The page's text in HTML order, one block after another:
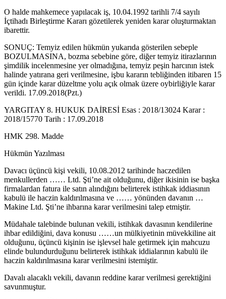
O halde mahkemece yapılacak iş, 10.04.1992 tarihli 7/4 sayılı
İçtihadı Birleştirme Kararı gözetilerek yeniden karar oluşturmaktan
ibarettir.
SONUÇ: Temyiz edilen hükmün yukarıda gösterilen sebeple
BOZULMASINA, bozma sebebine göre, diğer temyiz itirazlarının
şimdilik incelenmesine yer olmadığına, temyiz peşin harcının istek
halinde yatırana geri verilmesine, işbu kararın tebliğinden itibaren 15
gün içinde karar düzeltme yolu açık olmak üzere oybirliğiyle karar
verildi. 17.09.2018(Pzt.)
YARGITAY 8. HUKUK DAİRESİ Esas : 2018/13024 Karar :
2018/15770 Tarih : 17.09.2018
HMK 298. Madde
Hükmün Yazılması
Davacı üçüncü kişi vekili, 10.08.2012 tarihinde haczedilen
menkullerden …… Ltd. Şti’ne ait olduğunu, diğer ikisinin ise başka
firmalardan fatura ile satın alındığını belirterek istihkak iddiasının
kabulü ile haczin kaldırılmasına ve …… yönünden davanın …
Makine Ltd. Şti’ne ihbarına karar verilmesini talep etmiştir.
Müdahale talebinde bulunan vekili, istihkak davasının kendilerine
ihbar edildiğini, dava konusu ……un mülkiyetinin müvekkiline ait
olduğunu, üçüncü kişinin ise işlevsel hale getirmek için mahcuzu
elinde bulundurduğunu belirterek istihkak iddialarının kabulü ile
haczin kaldırılmasına karar verilmesini istemiştir.
Davalı alacaklı vekili, davanın reddine karar verilmesi gerektiğini
savunmuştur.